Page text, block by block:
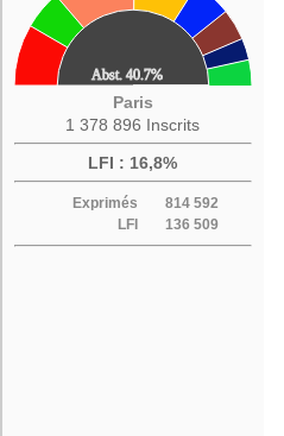
Paris
1 378 896 Inscrits
LFI : 16,8%
Exprimés
814 592
LFI
136 509